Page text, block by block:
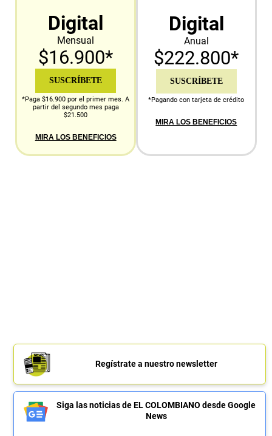
Digital
Mensual
$16.900*
SUSCRÍBETE
*Paga $16.900 por el primer mes. A
partir del segundo mes paga
$21.500
MIRA LOS BENEFICIOS
Digital
Anual
$222.800*
SUSCRÍBETE
*Pagando con tarjeta de crédito
MIRA LOS BENEFICIOS
Regístrate a nuestro newsletter
Siga las noticias de EL COLOMBIANO desde Google
News